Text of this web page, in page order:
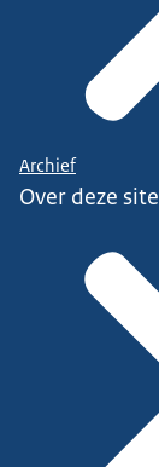
Archief
Over deze site